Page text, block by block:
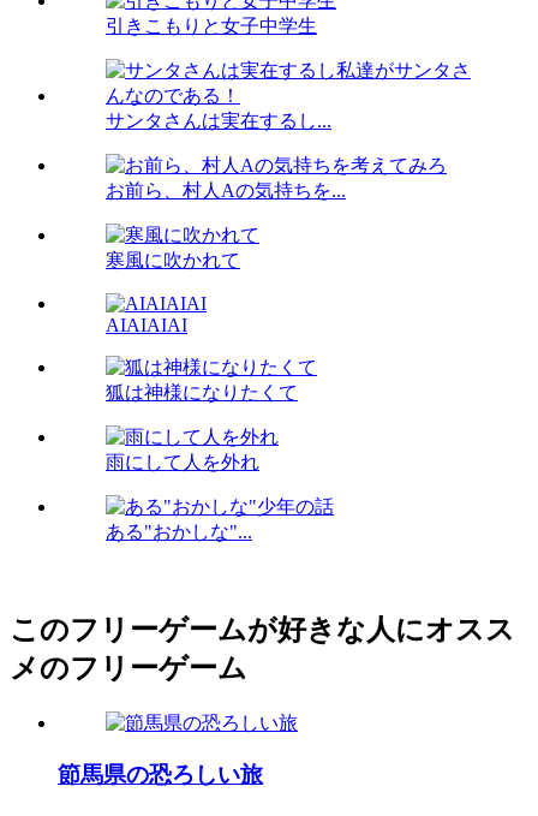
引きこもりと女子中学生
サンタさんは実在するし...
お前ら、村人Aの気持ちを...
寒風に吹かれて
AIAIAIAI
狐は神様になりたくて
雨にして人を外れ
ある"おかしな"...
このフリーゲームが好きな人にオスス
メのフリーゲーム
節馬県の恐ろしい旅